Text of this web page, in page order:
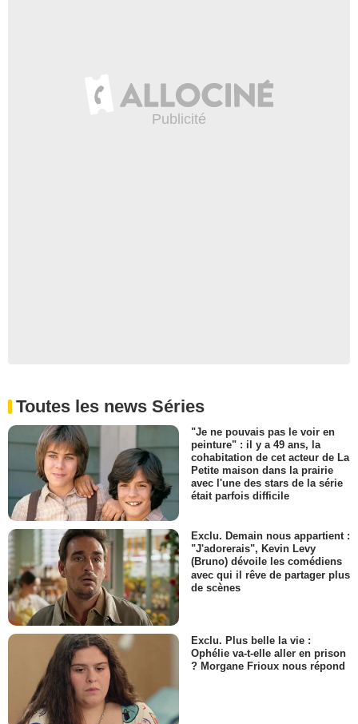
Toutes les news Séries
"Je ne pouvais pas le voir en
peinture" : il y a 49 ans, la
cohabitation de cet acteur de La
Petite maison dans la prairie
avec l'une des stars de la série
était parfois difficile
Exclu. Demain nous appartient :
"J'adorerais", Kevin Levy
(Bruno) dévoile les comédiens
avec qui il rêve de partager plus
de scènes
Exclu. Plus belle la vie :
Ophélie va-t-elle aller en prison
? Morgane Frioux nous répond